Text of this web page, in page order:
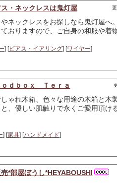
・ネックレスは鬼灯屋
ネックレスをお探しなら鬼灯屋へ
おりますので、ご自身の和服や着
] [ピアス・イアリング] [ワイヤー]
ｄｂｏｘ Ｔｅｒａ
ゃれ木箱、色々な用途の木箱と
、優しい肌触りで永くご愛用頂
] [家具] [ハンドメイド]
*部屋ぼうし*HEYABOUSHI